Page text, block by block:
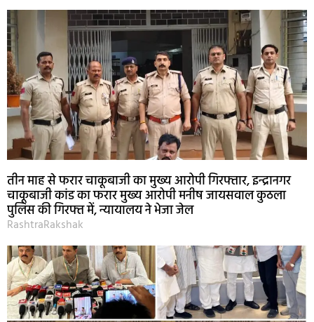
तीन माह से फरार चाकूबाजी का मुख्य आरोपी गिरफ्तार, इन्द्रानगर
चाकूबाजी कांड का फरार मुख्य आरोपी मनीष जायसवाल कुठला
पुलिस की गिरफ्त में, न्यायालय ने भेजा जेल
RashtraRakshak